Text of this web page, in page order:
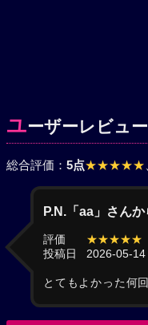
ユーザーレビュー
総合評価： 5点★★★★★
P.N.「aa」さん
評価
★★★★★
投稿日
2026-05-14
とてもよかった何